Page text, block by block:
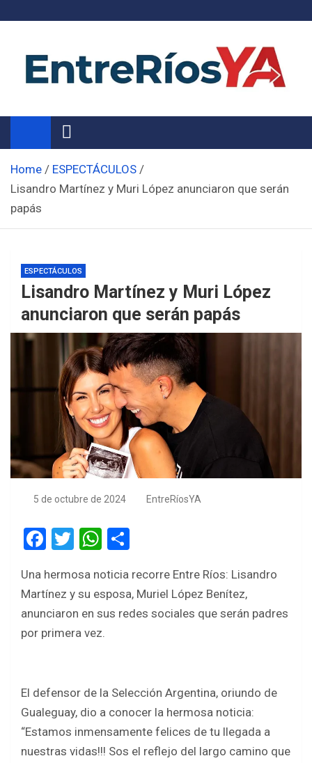
Noticias de Entre Ríos
Información de toda la provincia ahora
Home
ESPECTÁCULOS
Lisandro Martínez y Muri López anunciaron que serán
papás
ESPECTÁCULOS
Lisandro Martínez y Muri López
anunciaron que serán papás
5 de octubre de 2024 EntreRíosYA
F
ce
b
o
T
tt
er
W
at
s
ar
e
Una hermosa noticia recorre Entre Ríos: Lisandro
Martínez y su esposa, Muriel López Benítez,
anunciaron en sus redes sociales que serán padres
por primera vez.
El defensor de la Selección Argentina, oriundo de
Gualeguay, dio a conocer la hermosa noticia:
“Estamos inmensamente felices de tu llegada a
nuestras vidas!!! Sos el reflejo del largo camino que